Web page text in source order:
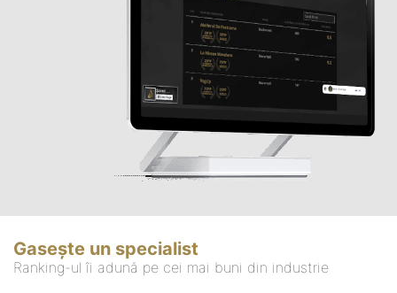
Gasește un specialist
Ranking-ul îi adună pe cei mai buni din industrie